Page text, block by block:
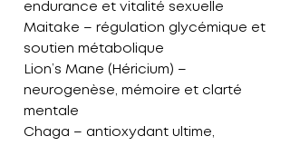
endurance et vitalité sexuelle
Maitake – régulation glycémique et
soutien métabolique
Lion’s Mane (Héricium) –
neurogenèse, mémoire et clarté
mentale
Chaga – antioxydant ultime,